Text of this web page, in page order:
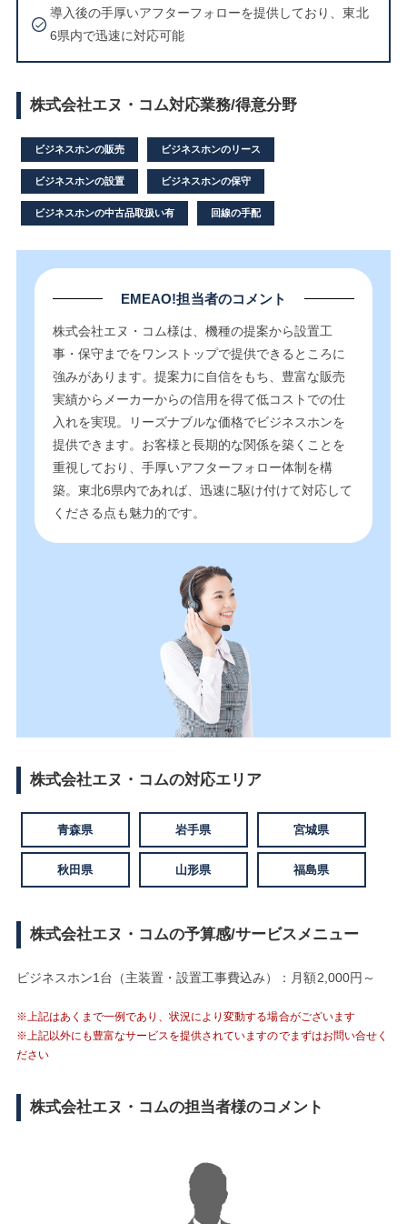
導入後の手厚いアフターフォローを提供しており、東北
6県内で迅速に対応可能
株式会社エヌ・コム対応業務/得意分野
ビジネスホンの販売 ビジネスホンのリース
ビジネスホンの設置 ビジネスホンの保守
ビジネスホンの中古品取扱い有 回線の手配
EMEAO!担当者のコメント
株式会社エヌ・コム様は、機種の提案から設置工
事・保守までをワンストップで提供できるところに
強みがあります。提案力に自信をもち、豊富な販売
実績からメーカーからの信用を得て低コストでの仕
入れを実現。リーズナブルな価格でビジネスホンを
提供できます。お客様と長期的な関係を築くことを
重視しており、手厚いアフターフォロー体制を構
築。東北6県内であれば、迅速に駆け付けて対応して
くださる点も魅力的です。
株式会社エヌ・コムの対応エリア
青森県 岩手県 宮城県
秋田県 山形県 福島県
株式会社エヌ・コムの予算感/サービスメニュー
ビジネスホン1台（主装置・設置工事費込み）：月額2,000円～
※上記はあくまで一例であり、状況により変動する場合がございます
※上記以外にも豊富なサービスを提供されていますのでまずはお問い合せく
ださい
株式会社エヌ・コムの担当者様のコメント